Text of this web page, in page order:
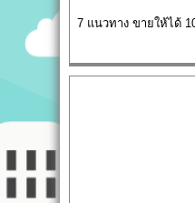
7 แนวทาง ขายให้ได้